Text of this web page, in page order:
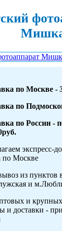
по Москве -
по
по России
экспресс-
по Москве
из пунктов
и
и крупных
и доставки -